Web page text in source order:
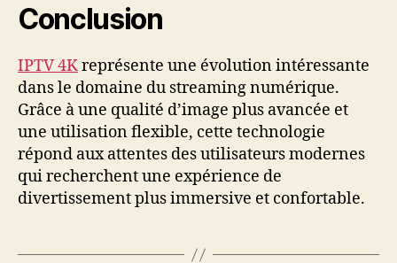
Conclusion
IPTV 4Kreprésente une évolution intéressante
dans le domaine du streaming numérique.
Grâce à une qualité d’image plus avancée et
une utilisation flexible, cette technologie
répond aux attentes des utilisateurs modernes
qui recherchent une expérience de
divertissement plus immersive et confortable.